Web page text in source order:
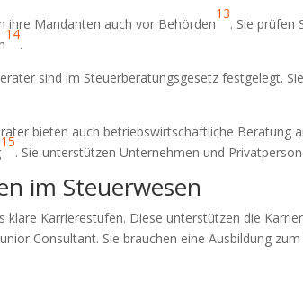
ihre Mandanten auch vor Behörden
13
. Sie prüfen
14
.
sind im Steuerberatungsgesetz festgelegt.
bieten auch betriebswirtschaftliche Beratung
15
. Sie unterstützen Unternehmen und
im Steuerwesen
klare Karrierestufen. Diese unterstützen die
Consultant. Sie brauchen eine Ausbildung